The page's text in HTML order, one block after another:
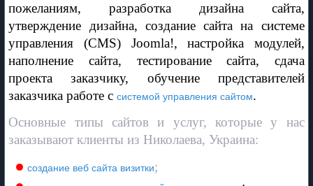
пожеланиям, разработка дизайна сайта,
утверждение дизайна, создание сайта на системе
управления (CMS) Joomla!, настройка модулей,
наполнение сайта, тестирование сайта, сдача
проекта заказчику, обучение представителей
заказчика работе ссистемой управления сайтом.
Основные типы сайтов и услуг, которые у нас
заказывают клиенты из Николаева, Украина:
создание веб сайта визитки;